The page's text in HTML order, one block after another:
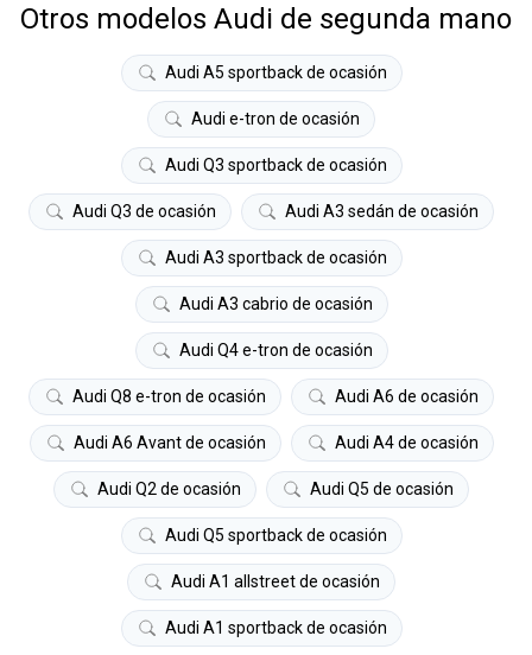
Otros modelos Audi de segunda mano
Audi A5 sportback de ocasión
Audi e-tron de ocasión
Audi Q3 sportback de ocasión
Audi Q3 de ocasión Audi A3 sedán de ocasión
Audi A3 sportback de ocasión
Audi A3 cabrio de ocasión
Audi Q4 e-tron de ocasión
Audi Q8 e-tron de ocasión Audi A6 de ocasión
Audi A6 Avant de ocasión Audi A4 de ocasión
Audi Q2 de ocasión Audi Q5 de ocasión
Audi Q5 sportback de ocasión
Audi A1 allstreet de ocasión
Audi A1 sportback de ocasión